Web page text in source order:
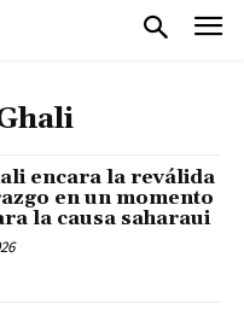
encara la reválida
en un momento
la causa saharaui